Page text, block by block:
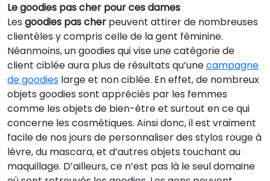
Le goodies pas cher pour ces dames
Les goodies pas cher peuvent attirer de nombreuses
clientèles y compris celle de la gent féminine.
Néanmoins, un goodies qui vise une catégorie de
client ciblée aura plus de résultats qu’unecampagne
de goodies large et non ciblée. En effet, de nombreux
objets goodies sont appréciés par les femmes
comme les objets de bien-être et surtout en ce qui
concerne les cosmétiques. Ainsi donc, il est vraiment
facile de nos jours de personnaliser des stylos rouge à
lèvre, du mascara, et d’autres objets touchant au
maquillage. D’ailleurs, ce n’est pas là le seul domaine